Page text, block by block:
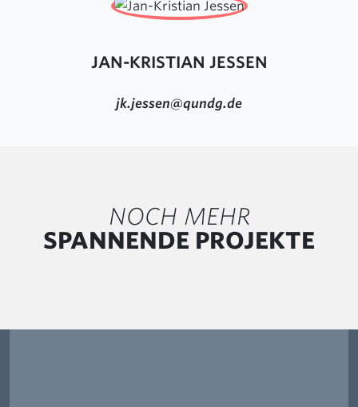
JAN-KRISTIAN JESSEN
jk.jessen@qundg.de
NOCH MEHR
SPANNENDE PROJEKTE